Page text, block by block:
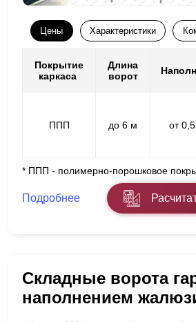
Цены Характеристики
Покрытие
каркаса
Длина
ворот
ППП до 6 м от
* ППП - полимерно-порошковое
Подробнее
Складные ворота
наполнением